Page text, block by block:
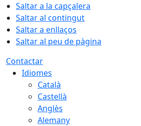
Saltar a la capçalera
Saltar al contingut
Saltar a enllaços
Saltar al peu de pàgina
Contactar
Idiomes
Català
Castellà
Anglès
Alemany